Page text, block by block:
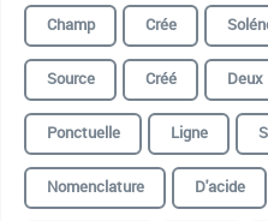
Champ
Crée
Source
Créé Deux
Ponctuelle
Ligne
Nomenclature
D'acide